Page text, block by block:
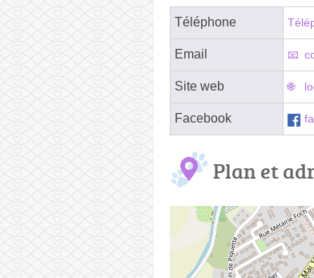
Téléphone
Email
Site web
Facebook
Plan et